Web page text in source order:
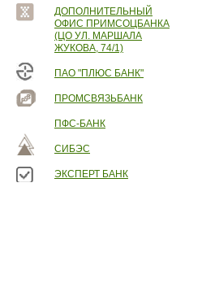
ДОПОЛНИТЕЛЬНЫЙ
ОФИС ПРИМСОЦБАНКА
(ЦО УЛ. МАРШАЛА
ЖУКОВА, 74/1)
ПАО "ПЛЮС БАНК"
ПРОМСВЯЗЬБАНК
ПФС-БАНК
СИБЭС
ЭКСПЕРТ БАНК